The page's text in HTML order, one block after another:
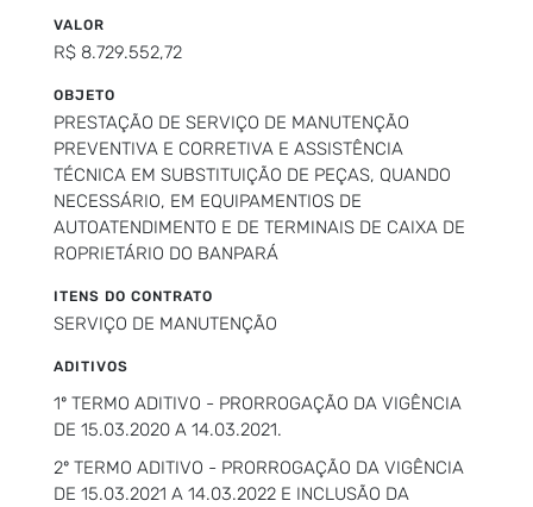
VALOR
R$ 8.729.552,72
OBJETO
PRESTAÇÃO DE SERVIÇO DE MANUTENÇÃO
PREVENTIVA E CORRETIVA E ASSISTÊNCIA
TÉCNICA EM SUBSTITUIÇÃO DE PEÇAS, QUANDO
NECESSÁRIO, EM EQUIPAMENTIOS DE
AUTOATENDIMENTO E DE TERMINAIS DE CAIXA DE
ROPRIETÁRIO DO BANPARÁ
ITENS DO CONTRATO
SERVIÇO DE MANUTENÇÃO
ADITIVOS
1º TERMO ADITIVO - PRORROGAÇÃO DA VIGÊNCIA
DE 15.03.2020 A 14.03.2021.
2º TERMO ADITIVO - PRORROGAÇÃO DA VIGÊNCIA
DE 15.03.2021 A 14.03.2022 E INCLUSÃO DA